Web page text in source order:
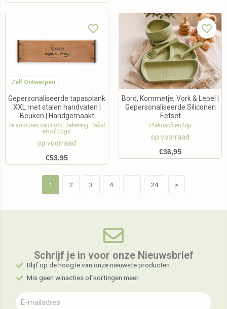
Zelf Ontwerpen
Gepersonaliseerde tapasplank
XXL met stalen handvaten |
Beuken | Handgemaakt
Te voorzien van Foto, Tekening, Tekst
en of Logo
op voorraad
€53,95
Bord, Kommetje, Vork & Lepel |
Gepersonaliseerde Siliconen
Eetset
Praktisch en Hip
op voorraad
€36,95
1 2 3 4 24 >
Schrijf je in voor onze Nieuwsbrief​
Blijf op de hoogte van onze nieuwste producten
Mis geen winacties of kortingen meer